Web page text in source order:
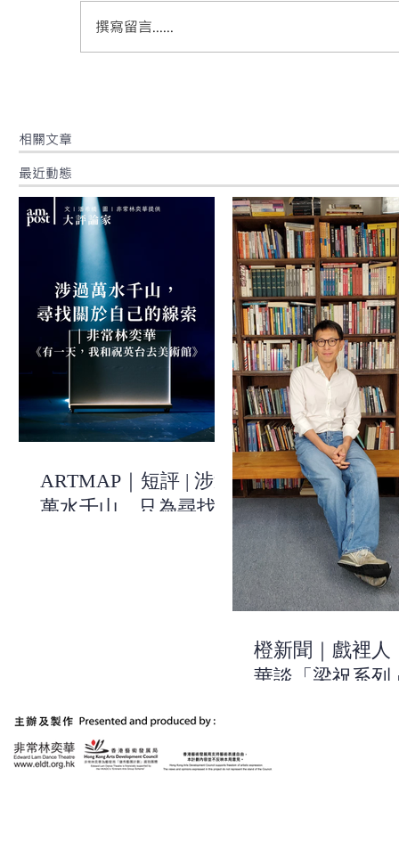
撰寫留言......
​相關文章
最近動態
ARTMAP｜短評 | 涉過
萬水千山，只為尋找關
橙新聞｜戲裡人
華談「梁祝系列